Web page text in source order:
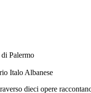
Palermo
Italo Albanese
dieci opere